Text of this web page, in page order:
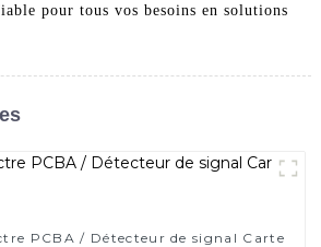
pour tous vos besoins en solutions
PCBA / Détecteur de signal Carte